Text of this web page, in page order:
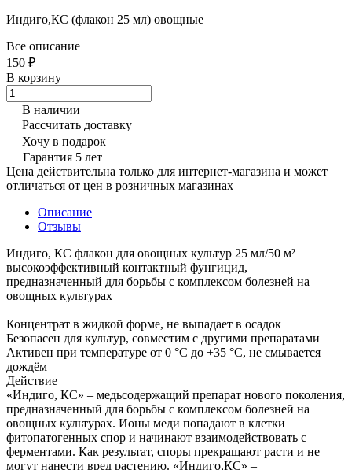
Индиго,КС (флакон 25 мл) овощные
Все описание
150 ₽
В корзину
В наличии
Рассчитать доставку
Хочу в подарок
Гарантия 5 лет
Цена действительна только для интернет-магазина и может
отличаться от цен в розничных магазинах
Описание
Отзывы
Индиго, КС флакон для овощных культур 25 мл/50 м²
высокоэффективный контактный фунгицид,
предназначенный для борьбы с комплексом болезней на
овощных культурах
Концентрат в жидкой форме, не выпадает в осадок
Безопасен для культур, совместим с другими препаратами
Активен при температуре от 0 °C до +35 °C, не смывается
дождём
Действие
«Индиго, КС» – медьсодержащий препарат нового поколения,
предназначенный для борьбы с комплексом болезней на
овощных культурах. Ионы меди попадают в клетки
фитопатогенных спор и начинают взаимодействовать с
ферментами. Как результат, споры прекращают расти и не
могут нанести вред растению. «Индиго,КС» –